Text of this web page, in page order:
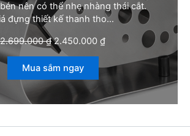
nên có thể nhẹ nhàng thái cắt.
đựng thiết kế thanh tho…
2.699.000₫G
i
g
ố
l
:
2.450.000 ₫G
h
ệ
n
ạ
Mua sắm ngay